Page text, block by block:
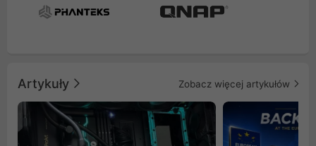
Artykuły Zobacz więcej artykułów